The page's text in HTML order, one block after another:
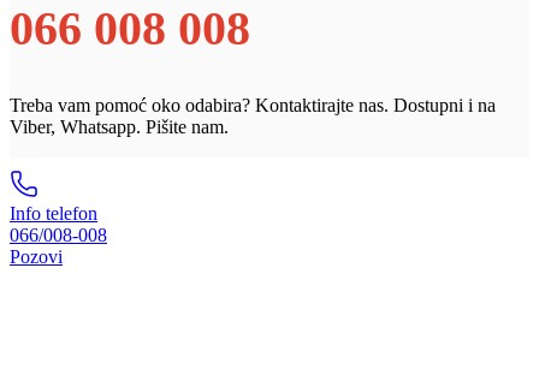
066 008 008
Treba vam pomoć oko odabira? Kontaktirajte nas. Dostupni i na
Viber, Whatsapp. Pišite nam.
Info telefon
066/008-008
Pozovi